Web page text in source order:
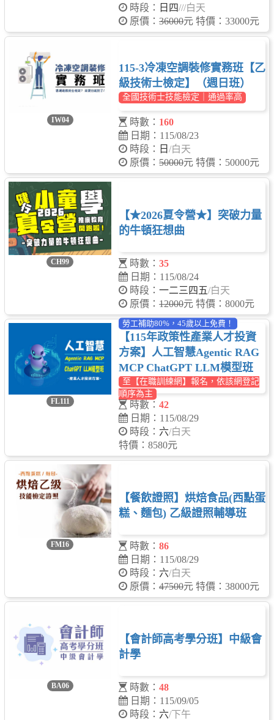
時段：
日四///白天
原價： 36000元 特價：33000元
IW04
115-3冷凍空調裝修實務班【乙
級技術士檢定】（週日班）
全國技術士技能檢定｜通過率高
時數： 160
日期：115/08/23
時段：
日 /白天
原價： 50000元 特價：50000元
CH99
【★2026夏令營★】突破力量
的牛頓狂想曲
時數： 35
日期：115/08/24
時段： 一二三四五/白天
原價： 12000元 特價：8000元
FL111
勞工補助80%，45歲以上免費！
【115年政策性產業人才投資
方案】人工智慧Agentic RAG
MCP ChatGPT LLM模型班
至【在職訓練網】報名，依該網登記
順序為主
時數： 42
日期：115/08/29
時段： 六/白天
特價：8580元
FM16
【餐飲證照】烘焙食品(西點蛋
糕、麵包) 乙級證照輔導班
時數： 86
日期：115/08/29
時段： 六/白天
原價： 47500元 特價：38000元
BA06
【會計師高考學分班】中級會
計學
時數： 48
日期：115/09/05
時段： 六/下午